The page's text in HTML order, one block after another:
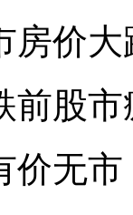
房价大
前股市
价无市